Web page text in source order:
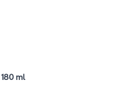
180 ml